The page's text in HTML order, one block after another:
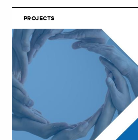
PROJECTS